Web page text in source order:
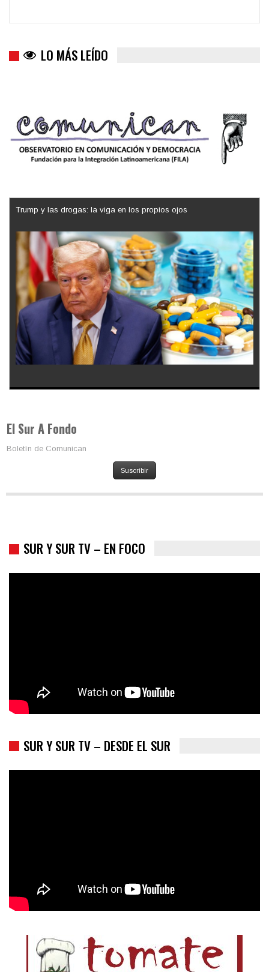
LO MÁS LEÍDO
Trump y las drogas: la viga en los propios ojos
El Sur A Fondo
Boletín de Comunican
Suscribir
SUR Y SUR TV – EN FOCO
SUR Y SUR TV – DESDE EL SUR